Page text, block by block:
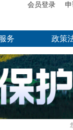
会员登录
务 政策